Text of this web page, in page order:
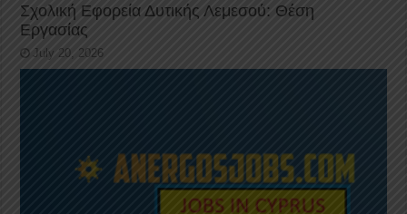
Σχολική Εφορεία Δυτικής Λεμεσού: Θέση
Εργασίας
July 20, 2026